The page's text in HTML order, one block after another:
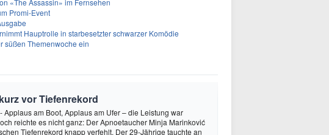
«The Assassin» im Fernsehen
Promi-Event
Hauptrolle in starbesetzter schwarzer Komödie
süßen Themenwoche ein
vor Tiefenrekord
Applaus am Boot, Applaus am Ufer – die Leistung war
reichte es nicht ganz: Der Apnoetaucher Minja Marinković
Tiefenrekord knapp verfehlt. Der 29-Jährige tauchte an